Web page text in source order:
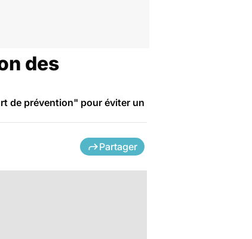
des
de prévention" pour éviter un
Partager